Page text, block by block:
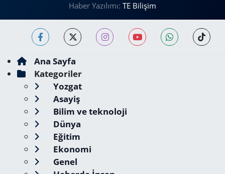
Haber Yazılımı: TE Bilişim
Ana Sayfa
Kategoriler
Yozgat
Asayiş
Bilim ve teknoloji
Dünya
Eğitim
Ekonomi
Genel